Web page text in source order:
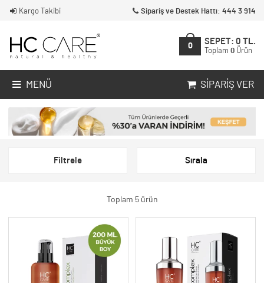
Kargo Takibi Sipariş ve Destek Hattı: 444 3 914
0
SEPET: 0 TL.
Toplam 0 Ürün
MENÜ SIPARIŞ VER
Filtrele Sırala
Toplam 5 ürün